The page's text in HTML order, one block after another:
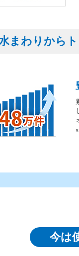
まわりから
今は